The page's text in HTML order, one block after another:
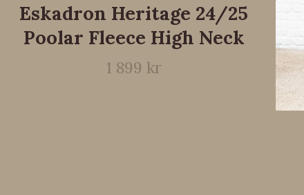
Eskadron Heritage 24/25
Poolar Fleece High Neck
1 899 kr